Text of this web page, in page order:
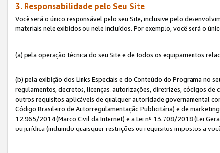
3. Responsabilidade pelo Seu Site
Você será o único responsável pelo seu Site, inclusive pelo
materiais nele exibidos ou nele incluídos. Por exemplo, você será o
(a) pela operação técnica do seu Site e de todos os equipamentos
(b) pela exibição dos Links Especiais e do Conteúdo do Programa no
regulamentos, decretos, licenças, autorizações, diretrizes, códigos
outros requisitos aplicáveis de qualquer autoridade governamental
Código Brasileiro de Autorregulamentação Publicitária) e de
12.965/2014 (Marco Civil da Internet) e a Lei nº 13.708/2018 (Lei
ou jurídica (incluindo quaisquer restrições ou requisitos impostos a